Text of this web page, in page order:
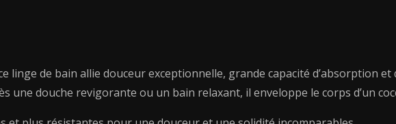
cm)
linge de bain allie douceur exceptionnelle, grande capacité d’absorption
une douche revigorante ou un bain relaxant, il enveloppe le corps d’un